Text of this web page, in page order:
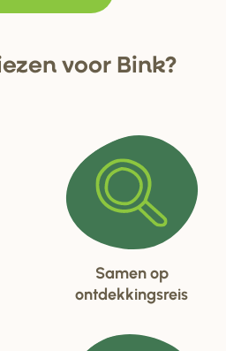
voorBink?
Samen op
ontdekkingsreis